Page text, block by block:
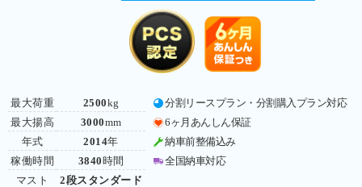
最大荷重
最大揚高
年式
稼働時間
マスト
2500kg
3000mm
2014年
3840 時間
2段スタンダード
分割リースプラン・分割購入プラン対応
6ヶ月あんしん保証
納車前整備込み
全国納車対応